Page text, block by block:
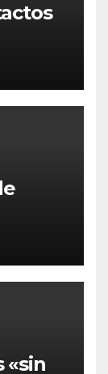
de
«sin